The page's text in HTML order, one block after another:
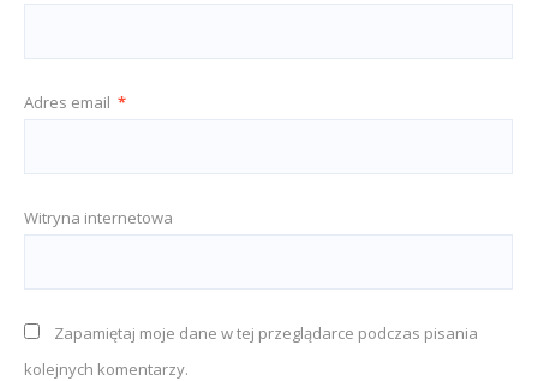
Adres email *
Witryna internetowa
Zapamiętaj moje dane w tej przeglądarce podczas pisania
kolejnych komentarzy.